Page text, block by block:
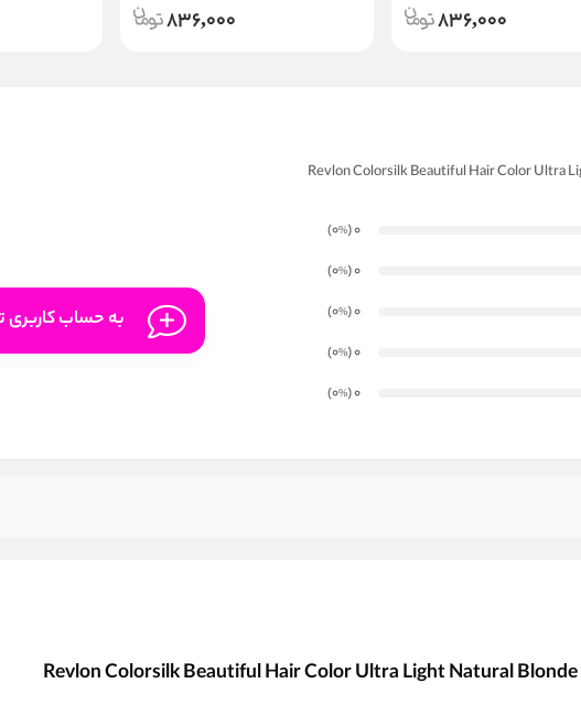
836,000
836,000
0
(0
%
)
0
(0
%
)
0
(0
%
)
0
(0
%
)
0
(0
%
)
به حساب کاربری